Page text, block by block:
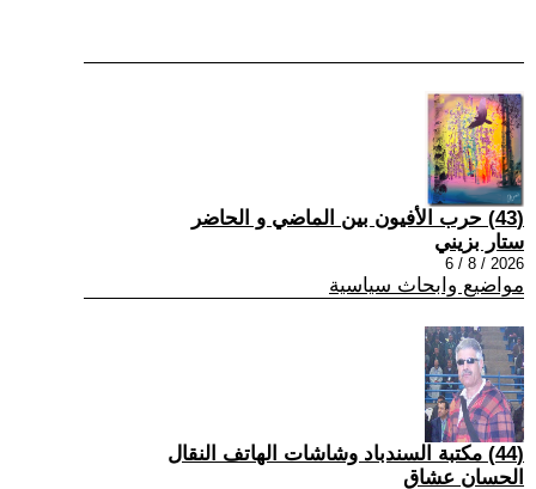
(43) حرب الأفيون بين الماضي و الحاضر
ستار بزيني
2026 / 8 / 6
مواضيع وابحاث سياسية
(44) مكتبة السندباد وشاشات الهاتف النقال
الحسان عشاق